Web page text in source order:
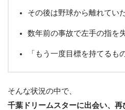
その後は野球から離れてい
数年前の事故で左手の指を
「もう一度目標を持てるも
そんな状況の中で、
千葉ドリームスターに出会い、再